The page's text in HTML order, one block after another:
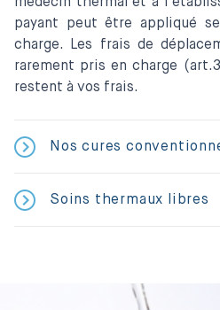
payant peut être appliqué
charge. Les frais de
rarement pris en charge
restent à vos frais.
Nos cures
Soins thermaux libres